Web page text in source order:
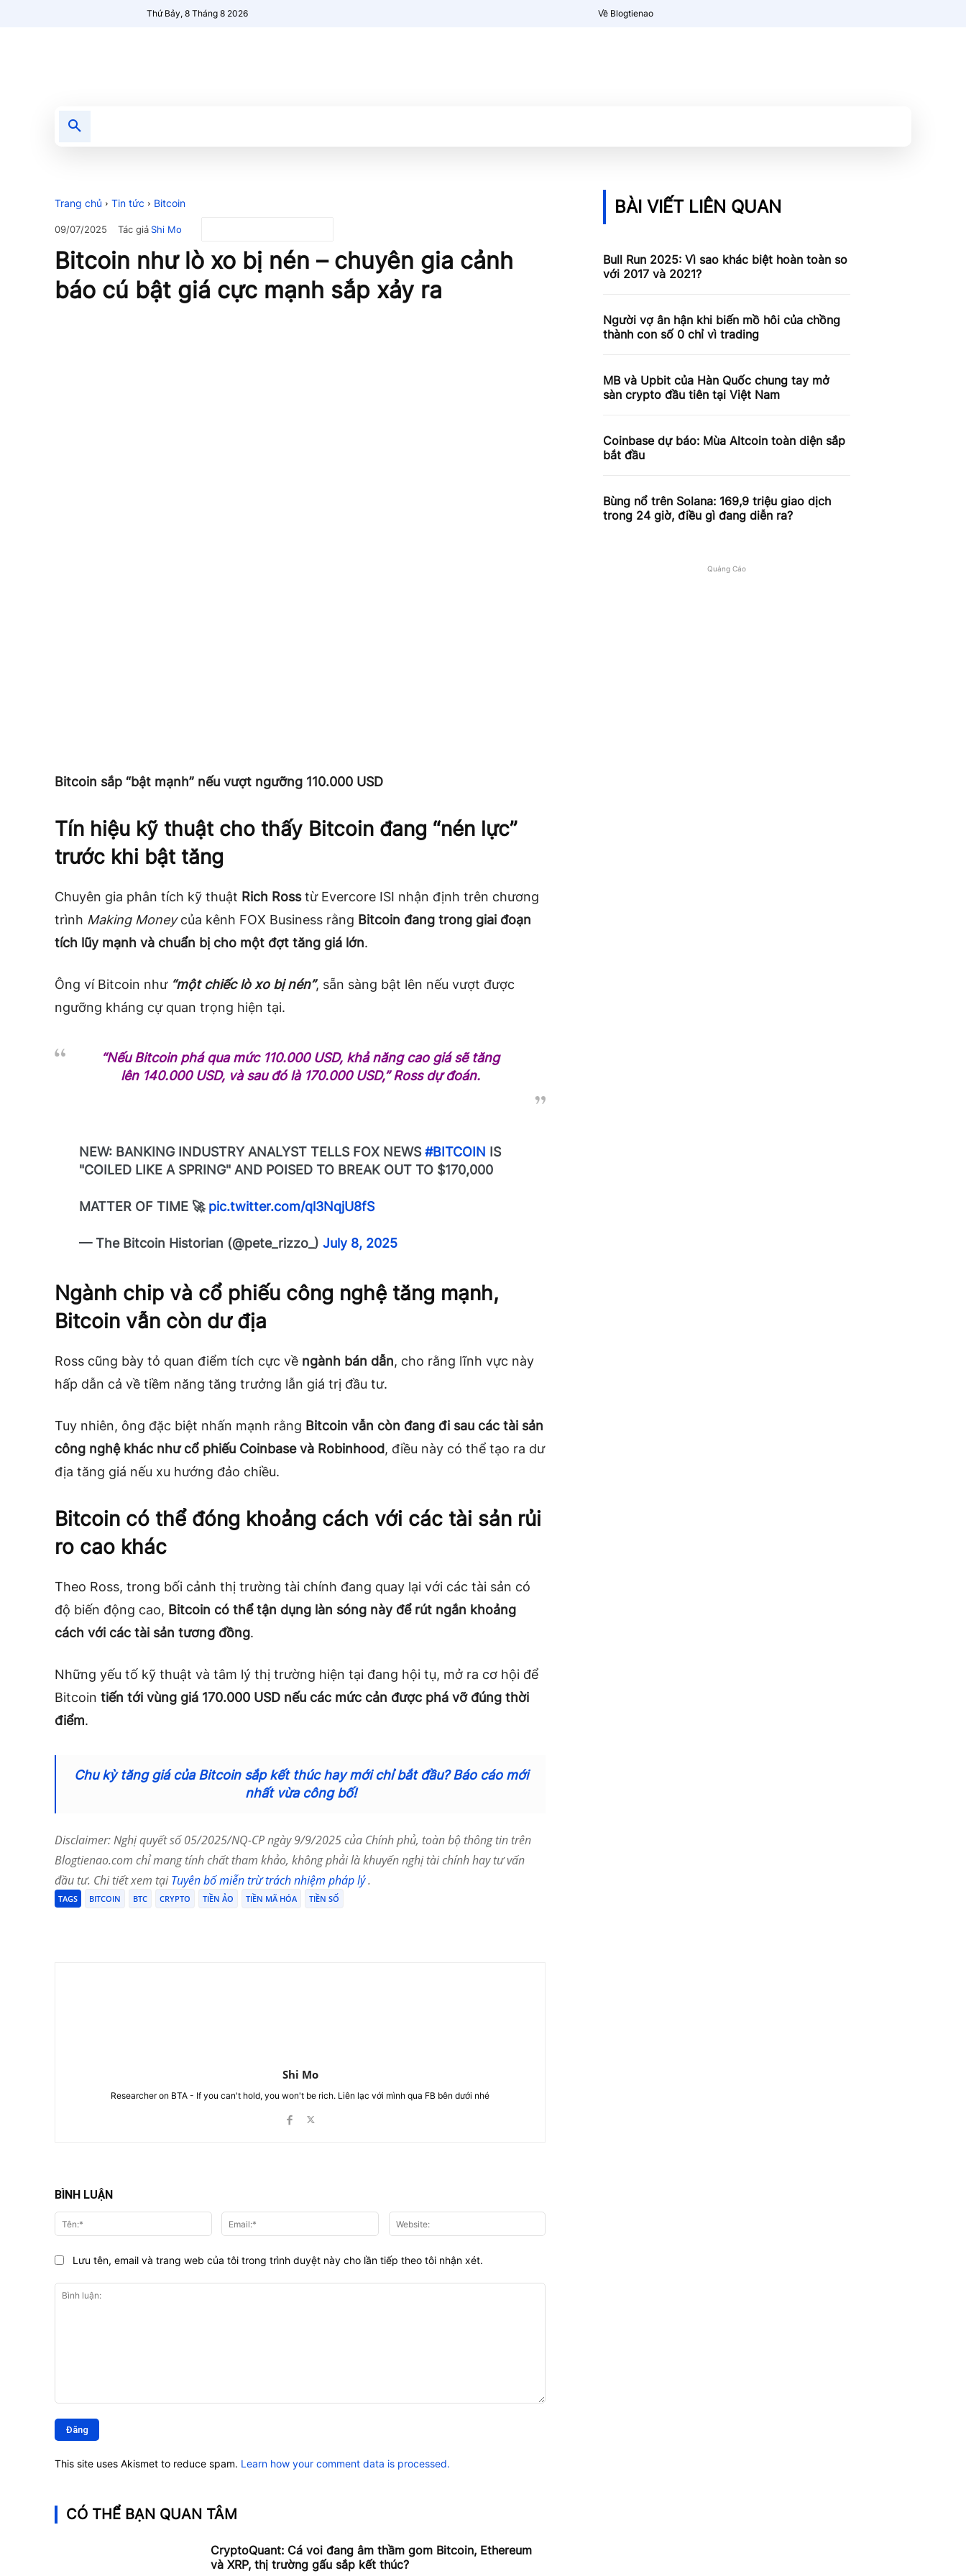
Thứ Bảy, 8 Tháng 8 2026 Về Blogtienao
Trang chủ Tin tức Bitcoin
09/07/2025 Tác giảShi Mo
Bitcoin như lò xo bị nén – chuyên gia cảnh
báo cú bật giá cực mạnh sắp xảy ra
Bitcoin sắp “bật mạnh” nếu vượt ngưỡng 110.000 USD
Tín hiệu kỹ thuật cho thấy Bitcoin đang “nén lực”
trước khi bật tăng
Chuyên gia phân tích kỹ thuật Rich Rosstừ Evercore ISI nhận định trên chương
trình Making Moneycủa kênh FOX Business rằng Bitcoin đang trong giai đoạn
tích lũy mạnh và chuẩn bị cho một đợt tăng giá lớn.
Ông ví Bitcoin như “một chiếc lò xo bị nén”, sẵn sàng bật lên nếu vượt được
ngưỡng kháng cự quan trọng hiện tại.
“Nếu Bitcoin phá qua mức 110.000 USD, khả năng cao giá sẽ tăng
lên 140.000 USD, và sau đó là 170.000 USD,”Ross dự đoán.
NEW: BANKING INDUSTRY ANALYST TELLS FOX NEWS#BITCOIN IS
"COILED LIKE A SPRING" AND POISED TO BREAK OUT TO $170,000
MATTER OF TIME 🚀 pic.twitter.com/ql3NqjU8fS
— The Bitcoin Historian (@pete_rizzo_)July 8, 2025
Ngành chip và cổ phiếu công nghệ tăng mạnh,
Bitcoin vẫn còn dư địa
Ross cũng bày tỏ quan điểm tích cực về ngành bán dẫn, cho rằng lĩnh vực này
hấp dẫn cả về tiềm năng tăng trưởng lẫn giá trị đầu tư.
Tuy nhiên, ông đặc biệt nhấn mạnh rằng Bitcoin vẫn còn đang đi sau các tài sản
công nghệ khác như cổ phiếu Coinbase và Robinhood, điều này có thể tạo ra dư
địa tăng giá nếu xu hướng đảo chiều.
Bitcoin có thể đóng khoảng cách với các tài sản rủi
ro cao khác
Theo Ross, trong bối cảnh thị trường tài chính đang quay lại với các tài sản có
độ biến động cao, Bitcoin có thể tận dụng làn sóng này để rút ngắn khoảng
cách với các tài sản tương đồng.
Những yếu tố kỹ thuật và tâm lý thị trường hiện tại đang hội tụ, mở ra cơ hội để
Bitcoin tiến tới vùng giá 170.000 USD nếu các mức cản được phá vỡ đúng thời
điểm.
Chu kỳ tăng giá của Bitcoin sắp kết thúc hay mới chỉ bắt đầu? Báo cáo mới
nhất vừa công bố!
Disclaimer: Nghị quyết số 05/2025/NQ-CP ngày 9/9/2025 của Chính phủ, toàn bộ thông tin trên
Blogtienao.com chỉ mang tính chất tham khảo, không phải là khuyến nghị tài chính hay tư vấn
đầu tư. Chi tiết xem tạiTuyên bố miễn trừ trách nhiệm pháp lý.
TAGS BITCOIN BTC CRYPTO TIỀN ẢO TIỀN MÃ HÓA TIỀN SỐ
Shi Mo
Researcher on BTA - If you can't hold, you won't be rich. Liên lạc với mình qua FB bên dưới nhé
BÌNH LUẬN
luận:
Tên:* Email:*
Lưu tên, email và trang web của tôi trong trình duyệt này cho lần tiếp theo tôi nhận xét.
This site uses Akismet to reduce spam. Learn how your comment data is processed.
CÓ THỂ BẠN QUAN TÂM
CryptoQuant: Cá voi đang âm thầm gom Bitcoin, Ethereum
và XRP, thị trường gấu sắp kết thúc?
BÀI VIẾT LIÊN QUAN
Bull Run 2025: Vì sao khác biệt hoàn toàn so
với 2017 và 2021?
Người vợ ân hận khi biến mồ hôi của chồng
thành con số 0 chỉ vì trading
MB và Upbit của Hàn Quốc chung tay mở
sàn crypto đầu tiên tại Việt Nam
Coinbase dự báo: Mùa Altcoin toàn diện sắp
bắt đầu
Bùng nổ trên Solana: 169,9 triệu giao dịch
trong 24 giờ, điều gì đang diễn ra?
Quảng Cáo